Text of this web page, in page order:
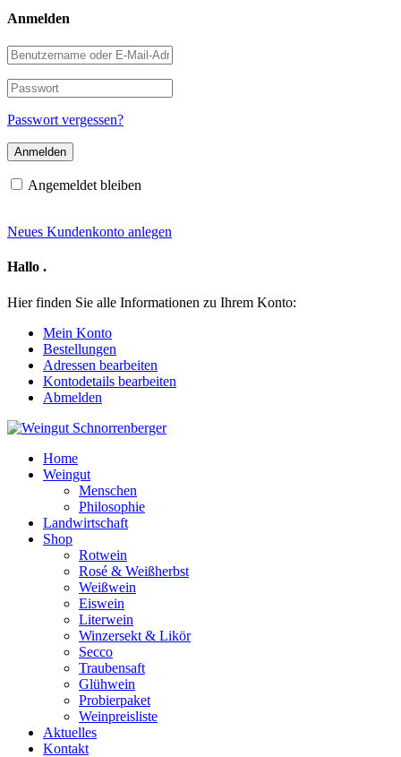
Anmelden
Benutzername
oder
E-
Mail-
Adresse
Passwort
Passwort vergessen?
Angemeldet bleiben
Neues Kundenkonto anlegen
Hallo .
Hier finden Sie alle Informationen zu Ihrem Konto:
Mein Konto
Bestellungen
Adressen bearbeiten
Kontodetails bearbeiten
Abmelden
Home
Weingut
Menschen
Philosophie
Landwirtschaft
Shop
Rotwein
Rosé & Weißherbst
Weißwein
Eiswein
Literwein
Winzersekt & Likör
Secco
Traubensaft
Glühwein
Probierpaket
Weinpreisliste
Aktuelles
Kontakt